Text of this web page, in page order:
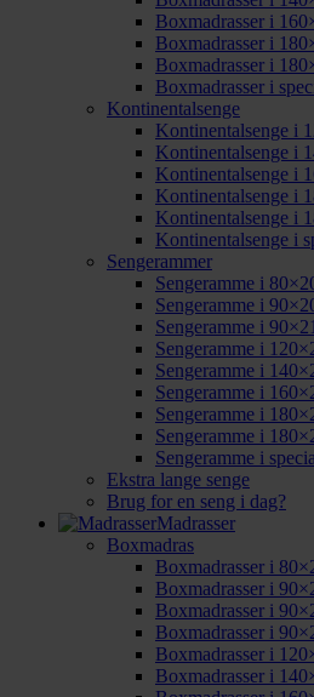
Boxmadrasser i
Boxmadrasser i
Boxmadrasser i
Boxmadrasser i
Kontinentalsenge
Kontinentalsenge i
Kontinentalsenge i
Kontinentalsenge i
Kontinentalsenge i
Kontinentalsenge i
Kontinentalsenge i
Sengerammer
Sengeramme i
Sengeramme i
Sengeramme i
Sengeramme i
Sengeramme i
Sengeramme i
Sengeramme i
Sengeramme i
Sengeramme i
Ekstra lange senge
Brug for en seng i dag?
Madrasser
Boxmadras
Boxmadrasser i
Boxmadrasser i
Boxmadrasser i
Boxmadrasser i
Boxmadrasser i
Boxmadrasser i